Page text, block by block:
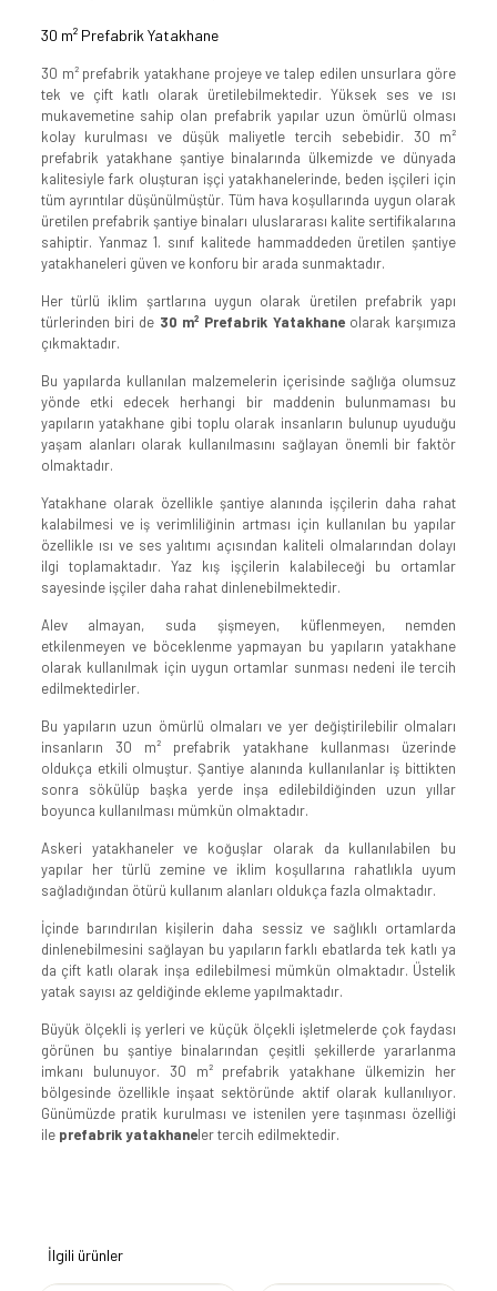
30 m² Prefabrik Yatakhane
30 m² prefabrik yatakhane projeye ve talep edilen unsurlara göre
tek ve çift katlı olarak üretilebilmektedir. Yüksek ses ve ısı
mukavemetine sahip olan prefabrik yapılar uzun ömürlü olması
kolay kurulması ve düşük maliyetle tercih sebebidir. 30 m²
prefabrik yatakhane şantiye binalarında ülkemizde ve dünyada
kalitesiyle fark oluşturan işçi yatakhanelerinde, beden işçileri için
tüm ayrıntılar düşünülmüştür. Tüm hava koşullarında uygun olarak
üretilen prefabrik şantiye binaları uluslararası kalite sertifikalarına
sahiptir. Yanmaz 1. sınıf kalitede hammaddeden üretilen şantiye
yatakhaneleri güven ve konforu bir arada sunmaktadır.
Her türlü iklim şartlarına uygun olarak üretilen prefabrik yapı
türlerinden biri de 30 m² Prefabrik Yatakhaneolarak karşımıza
çıkmaktadır.
Bu yapılarda kullanılan malzemelerin içerisinde sağlığa olumsuz
yönde etki edecek herhangi bir maddenin bulunmaması bu
yapıların yatakhane gibi toplu olarak insanların bulunup uyuduğu
yaşam alanları olarak kullanılmasını sağlayan önemli bir faktör
olmaktadır.
Yatakhane olarak özellikle şantiye alanında işçilerin daha rahat
kalabilmesi ve iş verimliliğinin artması için kullanılan bu yapılar
özellikle ısı ve ses yalıtımı açısından kaliteli olmalarından dolayı
ilgi toplamaktadır. Yaz kış işçilerin kalabileceği bu ortamlar
sayesinde işçiler daha rahat dinlenebilmektedir.
Alev almayan, suda şişmeyen, küflenmeyen, nemden
etkilenmeyen ve böceklenme yapmayan bu yapıların yatakhane
olarak kullanılmak için uygun ortamlar sunması nedeni ile tercih
edilmektedirler.
Bu yapıların uzun ömürlü olmaları ve yer değiştirilebilir olmaları
insanların 30 m² prefabrik yatakhane kullanması üzerinde
oldukça etkili olmuştur. Şantiye alanında kullanılanlar iş bittikten
sonra sökülüp başka yerde inşa edilebildiğinden uzun yıllar
boyunca kullanılması mümkün olmaktadır.
Askeri yatakhaneler ve koğuşlar olarak da kullanılabilen bu
yapılar her türlü zemine ve iklim koşullarına rahatlıkla uyum
sağladığından ötürü kullanım alanları oldukça fazla olmaktadır.
İçinde barındırılan kişilerin daha sessiz ve sağlıklı ortamlarda
dinlenebilmesini sağlayan bu yapıların farklı ebatlarda tek katlı ya
da çift katlı olarak inşa edilebilmesi mümkün olmaktadır. Üstelik
yatak sayısı az geldiğinde ekleme yapılmaktadır.
Büyük ölçekli iş yerleri ve küçük ölçekli işletmelerde çok faydası
görünen bu şantiye binalarından çeşitli şekillerde yararlanma
imkanı bulunuyor. 30 m² prefabrik yatakhane ülkemizin her
bölgesinde özellikle inşaat sektöründe aktif olarak kullanılıyor.
Günümüzde pratik kurulması ve istenilen yere taşınması özelliği
ile prefabrik yatakhaneler tercih edilmektedir.
İlgili ürünler